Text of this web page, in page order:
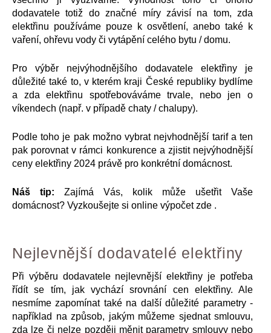
dodavatele totiž do značné míry závisí na tom, zda
elektřinu používáme pouze k osvětlení, anebo také k
vaření, ohřevu vody či vytápění celého bytu / domu.
Pro výběr nejvýhodnějšího dodavatele elektřiny je
důležité také to, v kterém kraji České republiky bydlíme
a zda elektřinu spotřebováváme trvale, nebo jen o
víkendech (např. v případě chaty / chalupy).
Podle toho je pak možno vybrat nejvhodnější tarif a ten
pak porovnat v rámci konkurence a zjistit nejvýhodnější
ceny elektřiny 2024 právě pro konkrétní domácnost.
Náš tip: Zajímá Vás, kolik může ušetřit Vaše
domácnost? Vyzkoušejte si online výpočet zde .
Nejlevnější dodavatelé elektřiny
Při výběru dodavatele nejlevnější elektřiny je potřeba
řídít se tím, jak vychází srovnání cen elektřiny. Ale
nesmíme zapomínat také na další důležité parametry -
například na způsob, jakým můžeme sjednat smlouvu,
zda lze či nelze později měnit parametry smlouvy nebo